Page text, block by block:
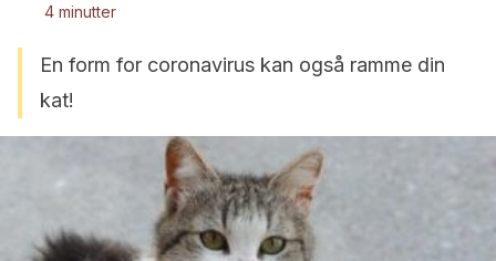
4 minutter
En form for coronavirus kan også ramme din
kat!